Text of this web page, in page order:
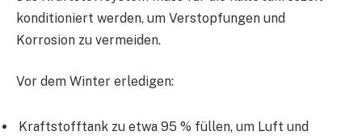
konditioniert werden, um Verstopfungen und
Korrosion zu vermeiden.
Vor dem Winter erledigen:
Kraftstofftank zu etwa 95 % füllen, um Luft und